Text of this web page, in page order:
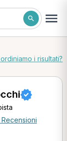
i risultati?